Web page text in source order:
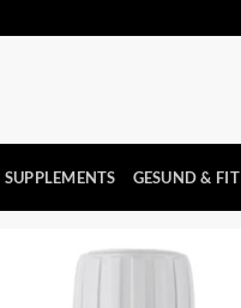
SUPPLEMENTS GESUND & FIT